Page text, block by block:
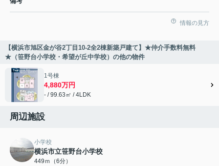
情報の見方
【横浜市旭区金が谷2丁目10-2全2棟新築戸建て】★仲介手数料無料
★（笹野台小学校・希望が丘中学校）の他の物件
1号棟
4,880万円
- / 99.63㎡ / 4LDK
周辺施設
小学校
横浜市立笹野台小学校
449ｍ（6分）